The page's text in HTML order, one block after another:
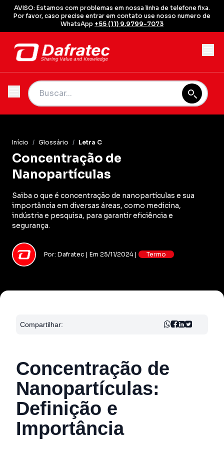
AVISO: Estamos com problemas em nossa linha de telefone fixa.
Por favor, caso precise entrar em contato use nosso numero de
WhatsApp +55 (11) 9.9799-7073
Início / Glossário / Letra C
Concentração de
Nanopartículas
Saiba o que é concentração de nanopartículas e sua
importância em diversas áreas, como medicina,
indústria e pesquisa, para garantir eficiência e
segurança.
Por: Dafratec | Em 25/11/2024 | Termo
Compartilhar:
Concentração de
Nanopartículas:
Definição e
Importância